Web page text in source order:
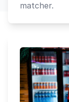
matcher.